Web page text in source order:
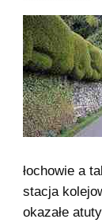
łochowie a
stacja
okazałe